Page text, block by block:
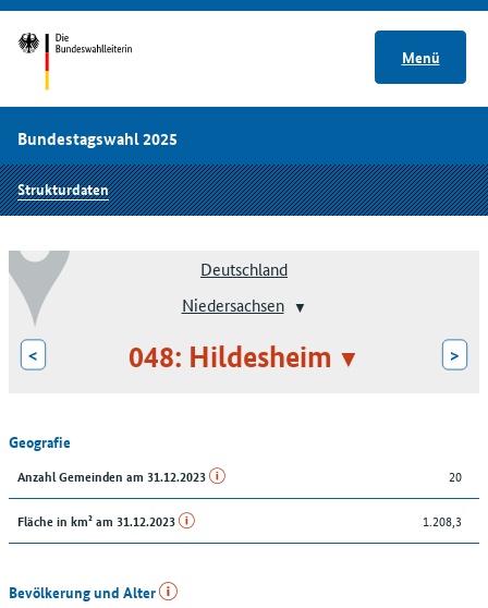
Menü
Bundestagswahl 2025
Strukturdaten
Deutschland
Niedersachsen
< 048: Hildesheim >
Geografie
Anzahl Gemeinden am 31.12.2023 20
Fläche in km² am 31.12.2023 1.208,3
Bevölkerung und Alter